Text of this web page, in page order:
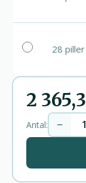
28 piller
2
Antal: −